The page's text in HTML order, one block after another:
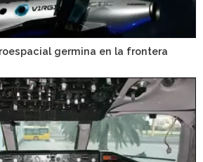
germina en la frontera